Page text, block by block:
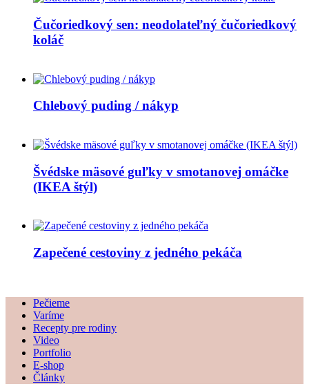
Čučoriedkový sen: neodolateľný čučoriedkový
koláč
Chlebový puding / nákyp
Švédske mäsové guľky v smotanovej omáčke
(IKEA štýl)
Zapečené cestoviny z jedného pekáča
Pečieme
Varíme
Recepty pre rodiny
Video
Portfolio
E-shop
Články